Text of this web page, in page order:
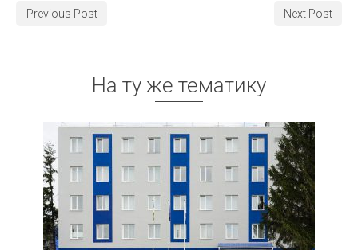
Previous Post Next Post
На ту же тематику